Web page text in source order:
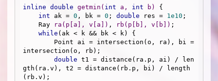
inline double getmin ( int a, int b)
{
int ak = 0 , bk = 0 ; double res = 1e10 ;
Ray
ra (p[a], v[a]) , rb (p[b], v[b]) ;
while (ak < k && bk < k) {
intersection(o, rb);
double t1 = distance(ra.p, ai) / len
gth(ra.v), t2 = distance(rb.p, bi) / length
(rb.v);